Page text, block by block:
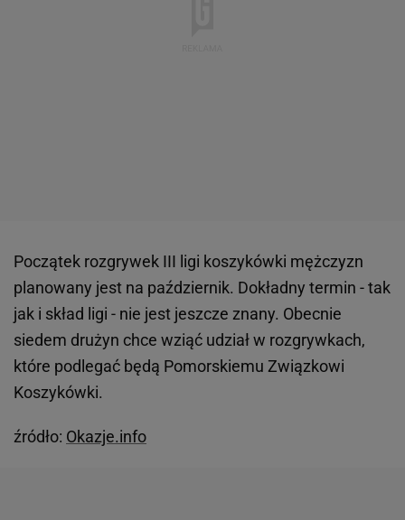
Początek rozgrywek III ligi koszykówki mężczyzn
planowany jest na październik. Dokładny termin - tak
jak i skład ligi - nie jest jeszcze znany. Obecnie
siedem drużyn chce wziąć udział w rozgrywkach,
które podlegać będą Pomorskiemu Związkowi
Koszykówki.
źródło: Okazje.info